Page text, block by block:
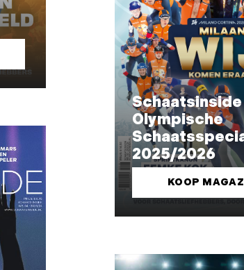
Schaatsinside
Olympische
2025/2026
KOOP